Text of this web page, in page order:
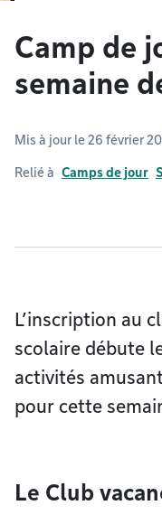
Camp de
semaine
Mis à jour le 26 février
Relié à Camps de jour
L’inscription au
scolaire débute
activités
pour cette
Le Club